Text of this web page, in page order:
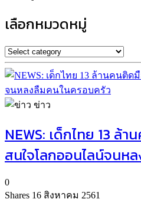
เลือกหมวดหมู่
ข่าว
NEWS: เด็กไทย 13 ล้
สนใจโลกออนไลน์จนห
0
Shares 16 สิงหาคม 2561